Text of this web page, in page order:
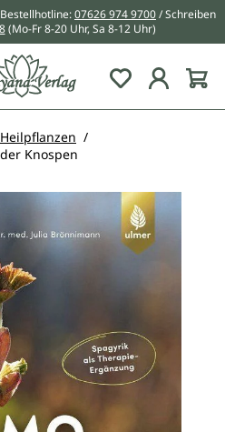
07626 974 9700/ Schreiben
(Mo-Fr 8-20 Uhr, Sa 8-12 Uhr)
Du hast 0
Heilpflanzen
Knospen